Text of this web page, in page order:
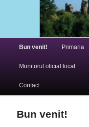
Skip to primary content
Bun venit! Primaria
Monitorul oficial local
Contact
Bun venit!